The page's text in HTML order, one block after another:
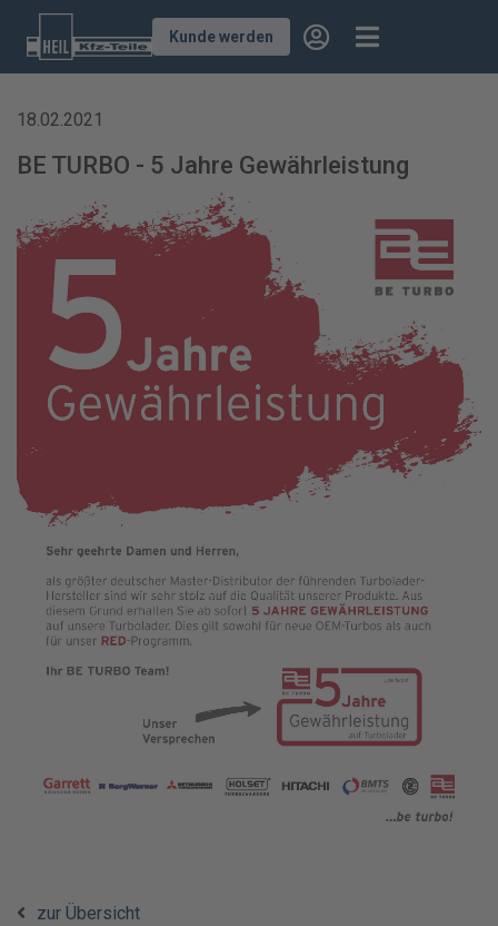
Kunde werden
18.02.2021
BE TURBO - 5 Jahre Gewährleistung
zur Übersicht